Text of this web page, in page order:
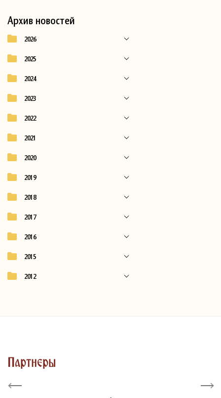
Архив новостей
2026
2025
2024
2023
2022
2021
2020
2019
2018
2017
2016
2015
2012
Партнеры
Previous Next